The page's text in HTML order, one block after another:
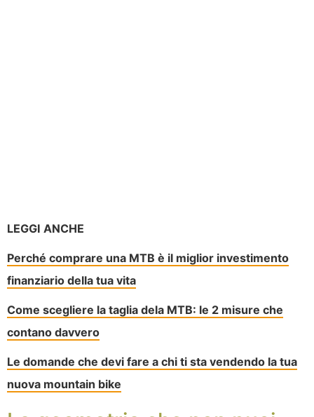
LEGGI ANCHE
Perché comprare una MTB è il miglior investimento
finanziario della tua vita
Come scegliere la taglia dela MTB: le 2 misure che
contano davvero
Le domande che devi fare a chi ti sta vendendo la tua
nuova mountain bike